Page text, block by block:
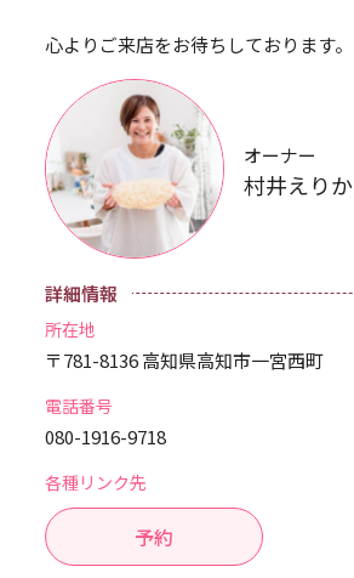
心よりご来店をお待ちしております。
オーナー
村井えりか
詳細情報
所在地
〒781-8136 高知県高知市一宮西町
電話番号
080-1916-9718
各種リンク先
予約